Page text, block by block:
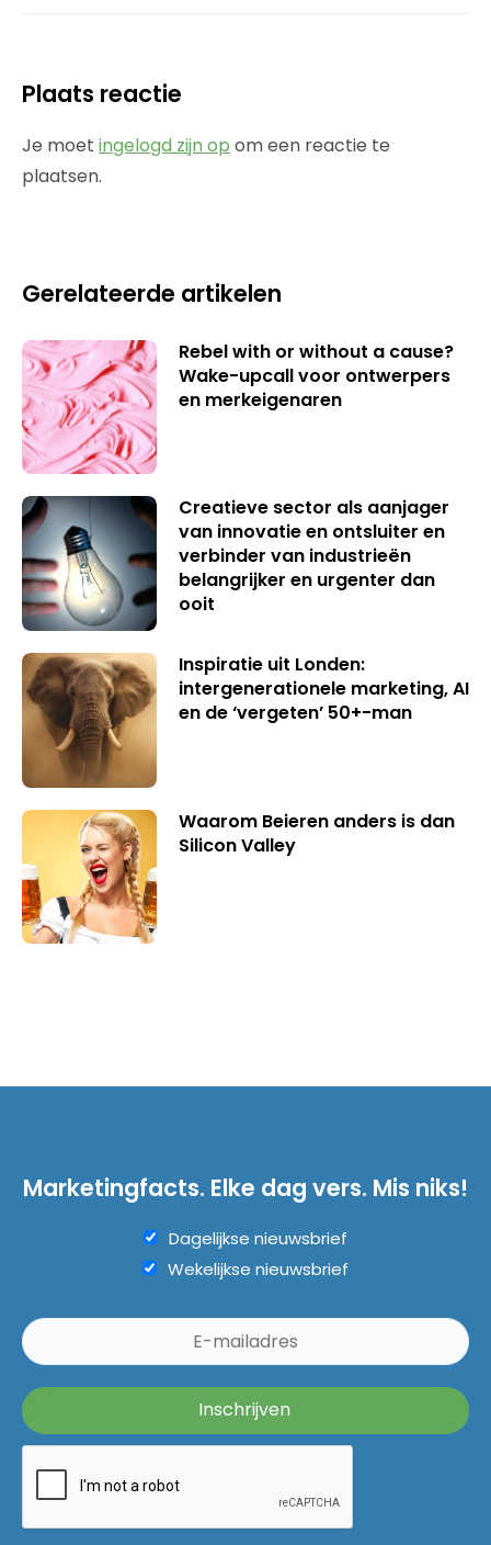
Plaats reactie
Je moet ingelogd zijn op om een reactie te
plaatsen.
Gerelateerde artikelen
Rebel with or without a cause?
Wake-upcall voor ontwerpers
en merkeigenaren
Creatieve sector als aanjager
van innovatie en ontsluiter en
verbinder van industrieën
belangrijker en urgenter dan
ooit
Inspiratie uit Londen:
intergenerationele marketing, AI
en de ‘vergeten’ 50+-man
Waarom Beieren anders is dan
Silicon Valley
Marketingfacts. Elke dag vers. Mis niks!
Dagelijkse nieuwsbrief
Wekelijkse nieuwsbrief